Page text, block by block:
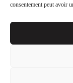
consentement peut avoir
38, rue